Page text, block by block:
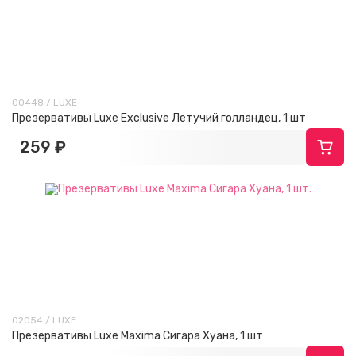
00448 / LUXE
Презервативы Luxe Exclusive Летучий голландец, 1 шт
259 ₽
02054 / LUXE
Презервативы Luxe Maxima Сигара Хуана, 1 шт